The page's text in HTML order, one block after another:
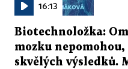
16:13
Biotechnoložka:
mozku
skvělých výsledků.